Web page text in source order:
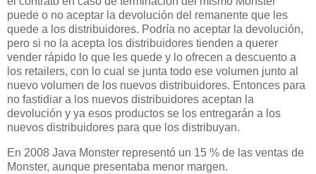
puede o no aceptar la devolución del remanente que les
quede a los distribuidores. Podría no aceptar la devolución,
pero si no la acepta los distribuidores tienden a querer
vender rápido lo que les quede y lo ofrecen a descuento a
los retailers, con lo cual se junta todo ese volumen junto al
nuevo volumen de los nuevos distribuidores. Entonces para
no fastidiar a los nuevos distribuidores aceptan la
devolución y ya esos productos se los entregarán a los
nuevos distribuidores para que los distribuyan.
En 2008 Java Monster representó un 15 % de las ventas de
Monster, aunque presentaba menor margen.